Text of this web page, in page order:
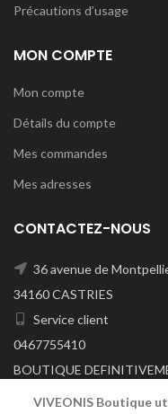
Précautions d’usage
MON COMPTE
Mon compte
Détails du compte
Mes commandes
Mes adresses
CONTACTEZ-NOUS
36 avenue de
34160 CASTRIES
Service client
0467755410
BOUTIQUE
A/C DU 29/06/2026
VIVEONIS Boutique